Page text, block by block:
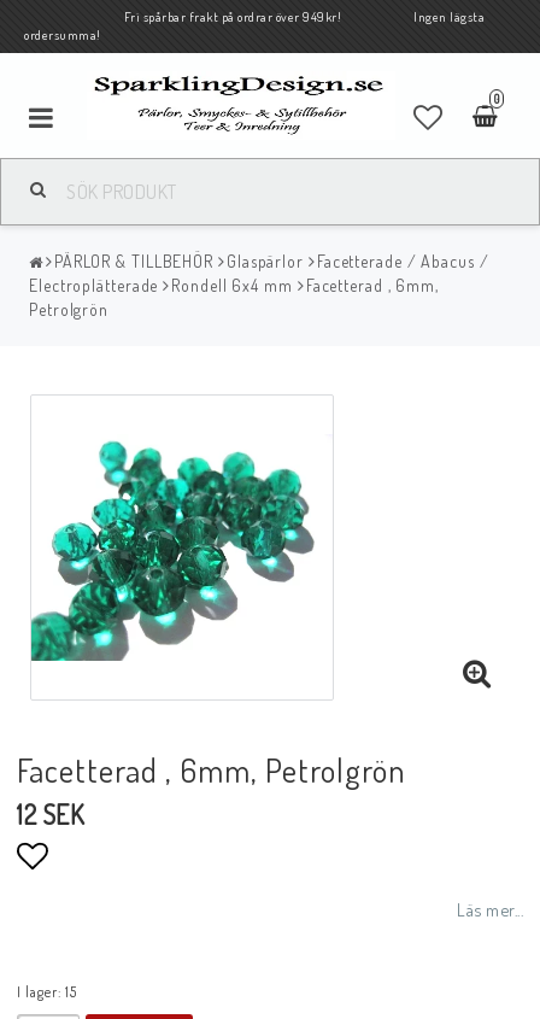
Fri spårbar frakt på ordrar över 949kr! Ingen lägsta
ordersumma!
0
PÄRLOR & TILLBEHÖR Glaspärlor
Facetterade / Abacus /
Electroplätterade
Rondell 6x4 mm
Facetterad , 6mm,
Petrolgrön
Facetterad , 6mm, Petrolgrön
12 SEK
Läs mer...
I lager: 15